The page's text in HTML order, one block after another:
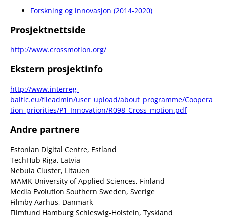
Forskning og innovasjon (2014-2020)
Prosjektnettside
http://www.crossmotion.org/
Ekstern prosjektinfo
http://www.interreg-
baltic.eu/fileadmin/user_upload/about_programme/Coopera
tion_priorities/P1_Innovation/R098_Cross_motion.pdf
Andre partnere
Estonian Digital Centre, Estland
TechHub Riga, Latvia
Nebula Cluster, Litauen
MAMK University of Applied Sciences, Finland
Media Evolution Southern Sweden, Sverige
Filmby Aarhus, Danmark
Filmfund Hamburg Schleswig-Holstein, Tyskland